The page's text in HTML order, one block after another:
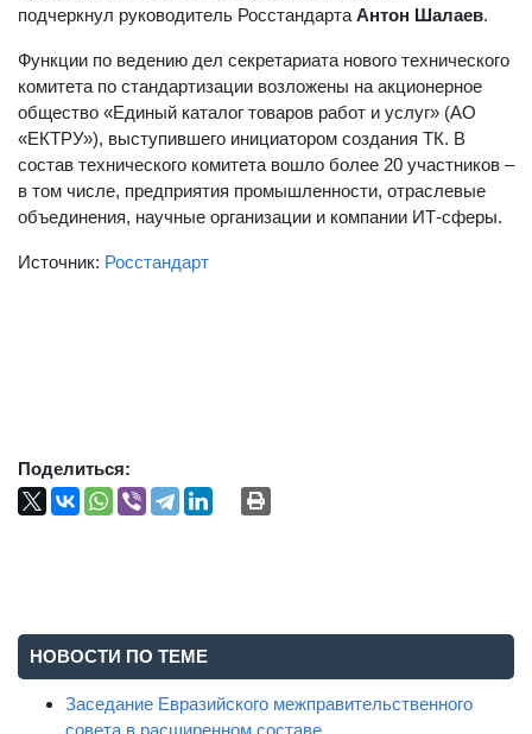
подчеркнул руководитель Росстандарта Антон Шалаев.
Функции по ведению дел секретариата нового технического
комитета по стандартизации возложены на акционерное
общество «Единый каталог товаров работ и услуг» (АО
«ЕКТРУ»), выступившего инициатором создания ТК. В
состав технического комитета вошло более 20 участников –
в том числе, предприятия промышленности, отраслевые
объединения, научные организации и компании ИТ-сферы.
Источник: Росстандарт
Поделиться:
НОВОСТИ ПО ТЕМЕ
Заседание Евразийского межправительственного
совета в расширенном составе